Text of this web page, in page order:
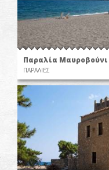
Παραλία Μαυροβούνι
ΠΑΡΑΛΙΕΣ